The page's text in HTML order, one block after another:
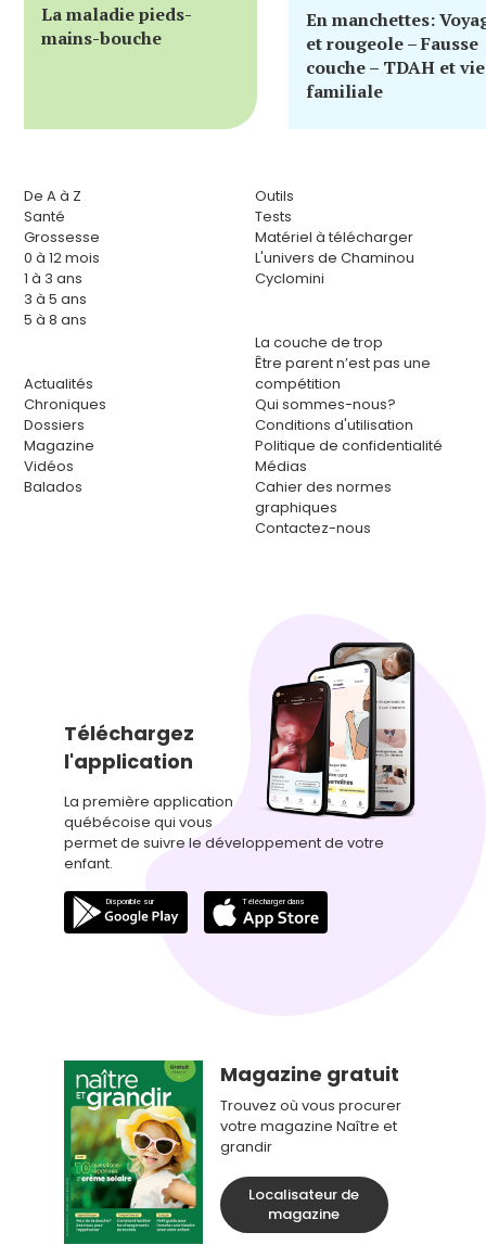
La maladie pieds-
mains-bouche
En manchettes:
et rougeole – Fausse
couche – TDAH et vie
familiale
De A à Z
Santé
Grossesse
0 à 12 mois
1 à 3 ans
3 à 5 ans
5 à 8 ans
Actualités
Chroniques
Dossiers
Magazine
Vidéos
Balados
Outils
Tests
Matériel à télécharger
L'univers de Chaminou
Cyclomini
La couche de trop
Être parent n’est pas une
compétition
Qui sommes-nous?
Conditions d'utilisation
Politique de confidentialité
Médias
Cahier des normes
graphiques
Contactez-nous
Téléchargez
l'application
La première application
québécoise qui vous
permet de suivre le développement de votre
enfant.
Magazine gratuit
Trouvez où vous procurer
votre magazine Naître et
grandir
Localisateur de
magazine